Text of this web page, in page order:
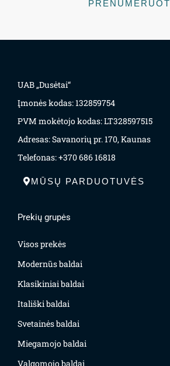
PRENUMERUOTI
UAB „Dusėtai“
Įmonės kodas: 132859754
PVM mokėtojo kodas: LT328597515
Adresas: Savanorių pr. 170, Kaunas
Telefonas: +370 686 16818
MŪSŲ PARDUOTUVĖS
Prekių grupės
Visos prekės
Modernūs baldai
Klasikiniai baldai
Itališki baldai
Svetainės baldai
Miegamojo baldai
Valgomojo baldai